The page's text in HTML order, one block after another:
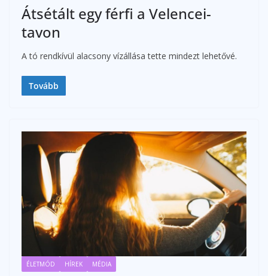
Átsétált egy férfi a Velencei-
tavon
A tó rendkívül alacsony vízállása tette mindezt lehetővé.
Tovább
ÉLETMÓD HÍREK MÉDIA